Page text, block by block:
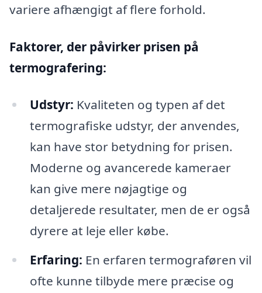
variere afhængigt af flere forhold.
Faktorer, der påvirker prisen på
termografering:
Udstyr: Kvaliteten og typen af det
termografiske udstyr, der anvendes,
kan have stor betydning for prisen.
Moderne og avancerede kameraer
kan give mere nøjagtige og
detaljerede resultater, men de er også
dyrere at leje eller købe.
Erfaring: En erfaren termograføren vil
ofte kunne tilbyde mere præcise og